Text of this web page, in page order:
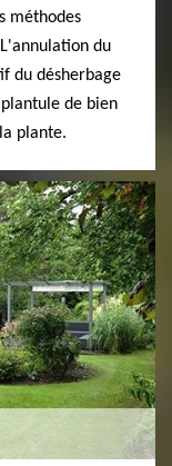
méthodes
du
du désherbage
de bien
plante.